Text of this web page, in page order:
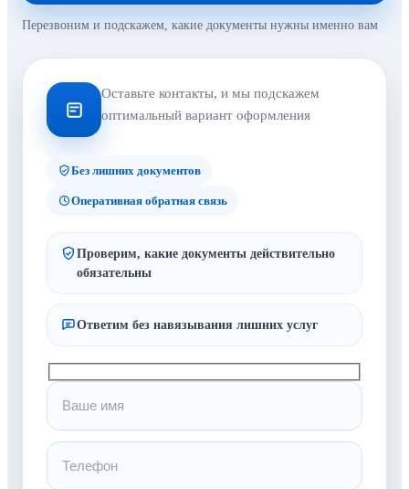
Перезвоним и подскажем, какие документы нужны именно вам
Оставьте контакты, и мы подскажем
оптимальный вариант оформления
Без лишних документов
Оперативная обратная связь
Проверим, какие документы действительно
обязательны
Ответим без навязывания лишних услуг